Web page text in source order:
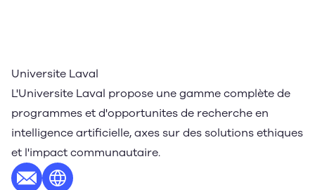
Universite Laval
L'Universite Laval propose une gamme complète de
programmes et d'opportunites de recherche en
intelligence artificielle, axes sur des solutions ethiques
et l'impact communautaire.
E-mailSite web